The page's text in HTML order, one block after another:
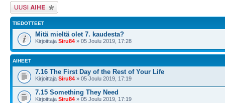
Lähetä uusi viesti
TIEDOTTEET
Mitä mieltä olet 7. kaudesta?
Kirjoittaja Siru84 » 05 Joulu 2019, 17:28
AIHEET
7.16 The First Day of the Rest of Your Life
Kirjoittaja Siru84 » 05 Joulu 2019, 17:19
7.15 Something They Need
Kirjoittaja Siru84 » 05 Joulu 2019, 17:19